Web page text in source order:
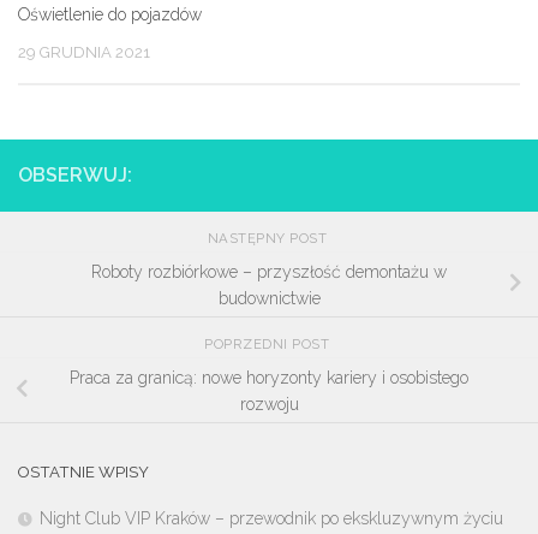
Oświetlenie do pojazdów
29 GRUDNIA 2021
OBSERWUJ:
NASTĘPNY POST
Roboty rozbiórkowe – przyszłość demontażu w
budownictwie
POPRZEDNI POST
Praca za granicą: nowe horyzonty kariery i osobistego
rozwoju
OSTATNIE WPISY
Night Club VIP Kraków – przewodnik po ekskluzywnym życiu